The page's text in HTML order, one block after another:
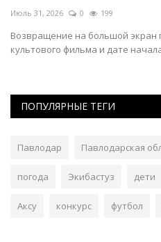
Июль 31, 2026 0 199
Возвращение на большой экран
культового фильма и дате
ПОПУЛЯРНЫЕ ТЕГИ
Павлодар Павлодарская
погода Экибастуз дети
Аксу конкурс футбол